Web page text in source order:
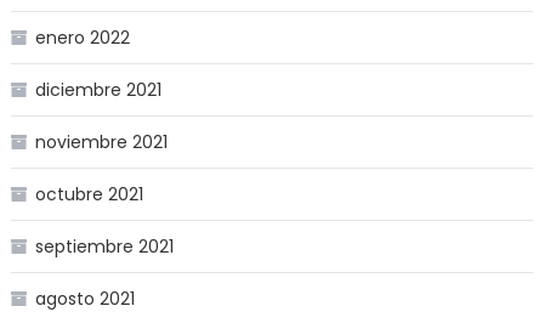
enero 2022
diciembre 2021
noviembre 2021
octubre 2021
septiembre 2021
agosto 2021